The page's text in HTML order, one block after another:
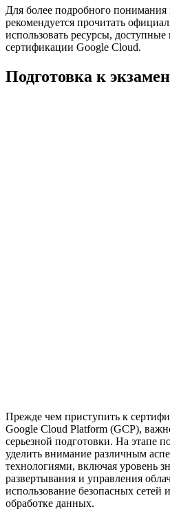
Для более подробного понимания
рекомендуется прочитать
использовать ресурсы,
сертификации Google Cloud.
Подготовка к
Прежде чем приступить к
Google Cloud Platform (GCP),
серьезной подготовки. На этапе
уделить внимание различным
технологиями, включая уровень
развертывания и управления
использование безопасных сетей
обработке данных.